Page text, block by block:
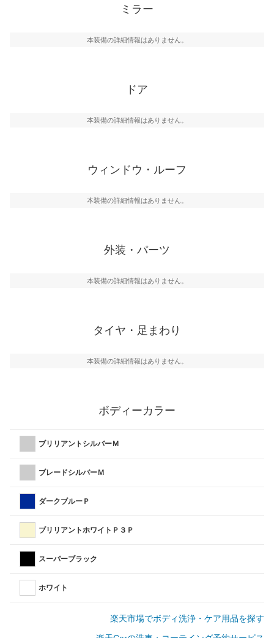
ミラー
本装備の詳細情報はありません。
ドア
本装備の詳細情報はありません。
ウィンドウ・ルーフ
本装備の詳細情報はありません。
外装・パーツ
本装備の詳細情報はありません。
タイヤ・足まわり
本装備の詳細情報はありません。
ボディーカラー
ブリリアントシルバーＭ
ブレードシルバーＭ
ダークブルーＰ
ブリリアントホワイトＰ３Ｐ
スーパーブラック
ホワイト
楽天市場でボディ洗浄・ケア用品を探す